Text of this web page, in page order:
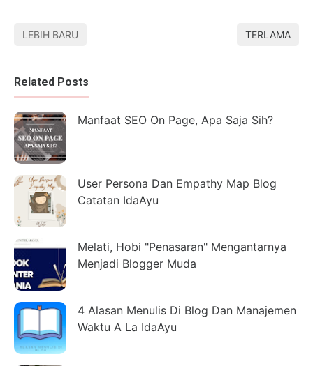
LEBIH BARU TERLAMA
Related Posts
Manfaat SEO On Page, Apa Saja Sih?
User Persona Dan Empathy Map Blog
Catatan IdaAyu
Melati, Hobi "Penasaran" Mengantarnya
Menjadi Blogger Muda
4 Alasan Menulis Di Blog Dan Manajemen
Waktu A La IdaAyu